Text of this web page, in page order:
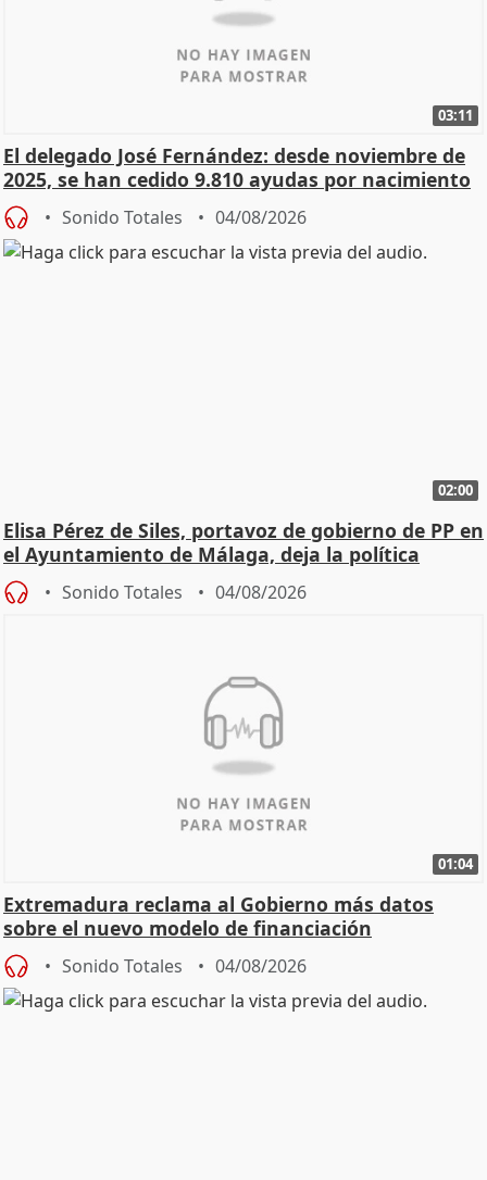
03:11
El delegado José Fernández: desde noviembre de
2025, se han cedido 9.810 ayudas por nacimiento
Sonido Totales 04/08/2026
02:00
Elisa Pérez de Siles, portavoz de gobierno de PP en
el Ayuntamiento de Málaga, deja la política
Sonido Totales 04/08/2026
01:04
Extremadura reclama al Gobierno más datos
sobre el nuevo modelo de financiación
Sonido Totales 04/08/2026